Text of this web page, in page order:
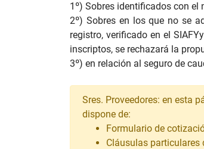
1º) Sobres identificados con el
2º) Sobres en los que no se
registro, verificado en el
inscriptos, se rechazará la
3º) en relación al seguro de
Sres. Proveedores: en esta
dispone de:
Formulario de
Cláusulas particulares